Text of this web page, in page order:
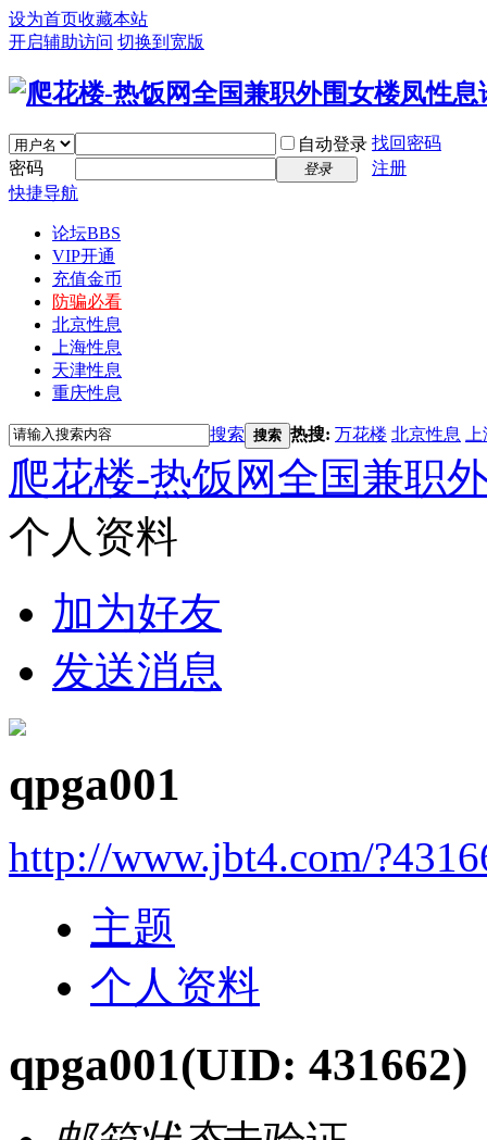
设为首页收藏本站
开启辅助访问 切换到宽版
自动登录 找回密码
密码
登录
注册
快捷导航
论坛BBS
VIP开通
充值金币
防骗必看
北京性息
上海性息
天津性息
重庆性息
搜索 搜索 热搜: 万花楼 北京性息
爬花楼-热饭网全国兼职
个人资料
加为好友
发送消息
qpga001
http://www.jbt4.com/
主题
个人资料
qpga001(UID: 431662)